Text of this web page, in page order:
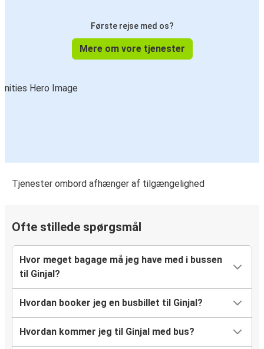
Første rejse med os?
Mere om vore tjenester
Tjenester ombord afhænger af tilgængelighed
Ofte stillede spørgsmål
Hvor meget bagage må jeg have med i bussen
til Ginjal?
Hvordan booker jeg en busbillet til Ginjal?
Hvordan kommer jeg til Ginjal med bus?